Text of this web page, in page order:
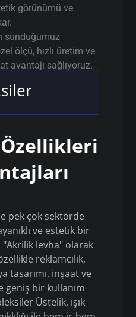
görünümü ve
sunduğumuz
ölçü, hızlı üretim ve
avantajı sağlıyoruz.
pek çok sektörde
ve estetik bir
levha" olarak
reklamcılık,
tasarımı, inşaat ve
bir kullanım
Üstelik, ışık